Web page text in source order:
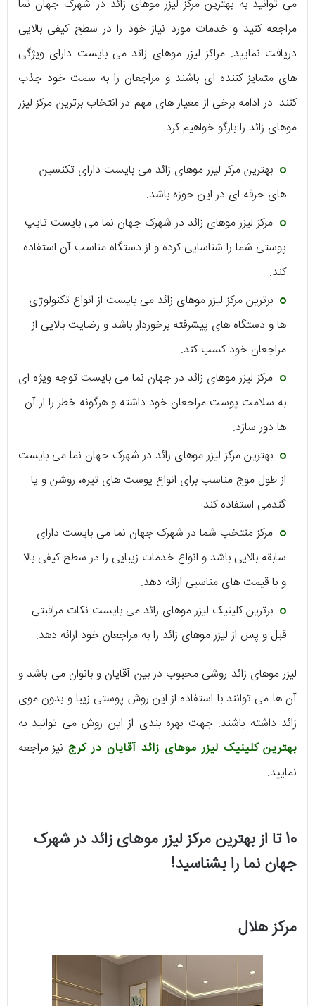
می‌ ‌توانید به بهترین مرکز لیزر موهای زائد در شهرک جهان نما
مراجعه کنید و خدمات مورد نیاز خود را در سطح کیفی بالایی
دریافت نمایید. مراکز لیزر موهای زائد می ‌بایست دارای ویژگی
‌های متمایز کننده ‌ای باشند و مراجعان را به سمت خود جذب
کنند. در ادامه برخی از معیار های مهم در انتخاب برترین مرکز لیزر
موهای زائد را بازگو خواهیم کرد:
بهترین مرکز لیزر موهای زائد می ‌بایست دارای تکنسین
‌های حرفه ‌ای در این حوزه باشد.
مرکز لیزر موهای زائد در شهرک جهان نما می ‌بایست تایپ
پوستی شما را شناسایی کرده و از دستگاه مناسب آن استفاده
کند.
برترین مرکز لیزر موهای زائد می ‌بایست از انواع تکنولوژی
‌ها و دستگاه ‌های پیشرفته برخوردار باشد و رضایت بالایی از
مراجعان خود کسب کند.
مرکز لیزر موهای زائد در جهان نما می ‌بایست توجه ویژه ‌ای
به سلامت پوست مراجعان خود داشته و هرگونه خطر را از آن
ها دور سازد.
بهترین مرکز لیزر موهای زائد در شهرک جهان نما می ‌بایست
از طول موج مناسب برای انواع پوست ‌های تیره، روشن و یا
گندمی استفاده کند.
مرکز منتخب شما در شهرک جهان نما می ‌بایست دارای
سابقه بالایی باشد و انواع خدمات زیبایی را در سطح کیفی بالا
و با قیمت‌ های مناسبی ارائه دهد.
برترین کلینیک لیزر موهای زائد می ‌بایست نکات مراقبتی
قبل و پس از لیزر موهای زائد را به مراجعان خود ارائه دهد.
لیزر موهای زائد روشی محبوب در بین آقایان و بانوان می ‌باشد و
آن ها می ‌توانند با استفاده از این روش پوستی زیبا و بدون موی
زائد داشته باشند. جهت بهره ‌بندی از این روش می ‌توانید به
بهترین کلینیک لیزر موهای زائد آقایان در کرج نیز مراجعه
نمایید.
10 تا از بهترین مرکز لیزر موهای زائد در شهرک
جهان نما را بشناسید!
مرکز هلال